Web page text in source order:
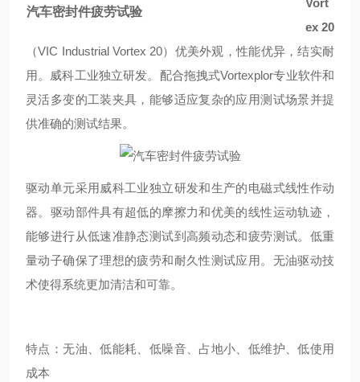
汽车密封件疲劳试验
Vort
ex 20
（VIC Industrial Vortex 20）优美外观，性能优异，结实耐
用。威科工业独立研发。配合拖拽式Vortexplor专业软件和
灵活多变的工装夹具，能够适应复杂的应用测试场景并提
供准确的测试结果。
驱动单元采用威科工业独立研发和生产的电磁式线性作动
器。驱动部件具有超低的摩擦力和优美的线性运动轨迹，
能够进行从低速准静态测试到高频动态和疲劳测试。低重
量动子确保了理想的疲劳和耐久性测试应用。无油驱动技
术使得系统更加清洁和可靠。
特点：无油、低能耗、低噪音、占地小、低维护、低使用
成本